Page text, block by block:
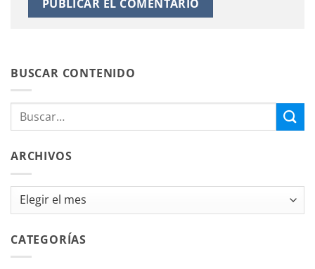
BUSCAR CONTENIDO
ARCHIVOS
Archivos
CATEGORÍAS